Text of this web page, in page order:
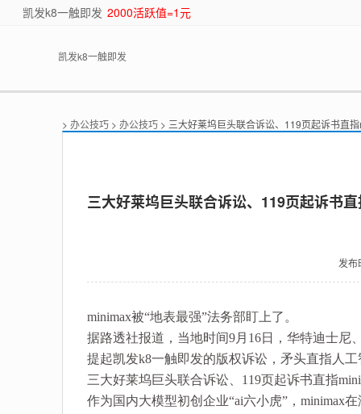
凯发k8一触即发 2000活跃值=1元
凯发k8一触即发
> 办公技巧 > 办公技巧 > 三大好莱坞巨头联合诉讼、119页起诉书直
三大好莱坞巨头联合诉讼、119页起诉书
发布
minimax被“地表最强”法务部盯上了。
据路透社报道，当地时间9月16日，华特迪士
提起凯发k8一触即发的版权诉讼，矛头直指人工
三大好莱坞巨头联合诉讼、119页起诉书直指
作为国内大模型初创企业“ai六小虎”，minimax